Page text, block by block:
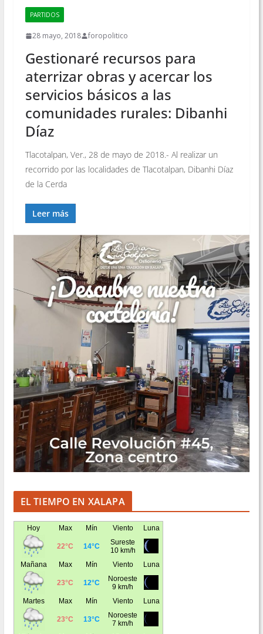
PARTIDOS
28 mayo, 2018 foropolitico
Gestionaré recursos para
aterrizar obras y acercar los
servicios básicos a las
comunidades rurales: Dibanhi
Díaz
Tlacotalpan, Ver., 28 de mayo de 2018.- Al realizar un
recorrido por las localidades de Tlacotalpan, Dibanhi Díaz
de la Cerda
Leer más
EL TIEMPO EN XALAPA